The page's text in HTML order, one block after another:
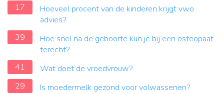
17
Hoeveel procent van de kinderen krijgt vwo
advies?
39
Hoe snel na de geboorte kun je bij een osteopaat
terecht?
41
Wat doet de vroedvrouw?
29
Is moedermelk gezond voor volwassenen?